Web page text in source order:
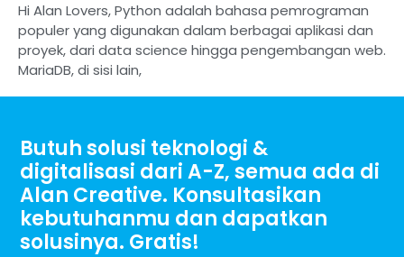
Hi Alan Lovers, Python adalah bahasa pemrograman
populer yang digunakan dalam berbagai aplikasi dan
proyek, dari data science hingga pengembangan web.
MariaDB, di sisi lain,
Butuh solusi teknologi &
digitalisasi dari A-Z, semua ada di
Alan Creative. Konsultasikan
kebutuhanmu dan dapatkan
solusinya. Gratis!